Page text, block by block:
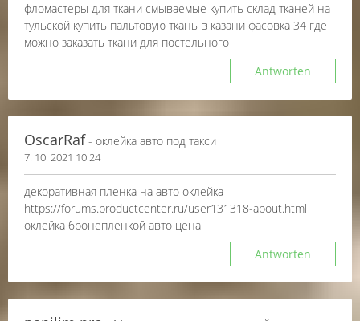
фломастеры для ткани смываемые купить склад тканей на
тульской купить пальтовую ткань в казани фасовка 34 где
можно заказать ткани для постельного
Antworten
OscarRaf- оклейка авто под такси
7. 10. 2021 10:24
декоративная пленка на авто оклейка
https://forums.productcenter.ru/user131318-about.html
оклейка бронепленкой авто цена
Antworten